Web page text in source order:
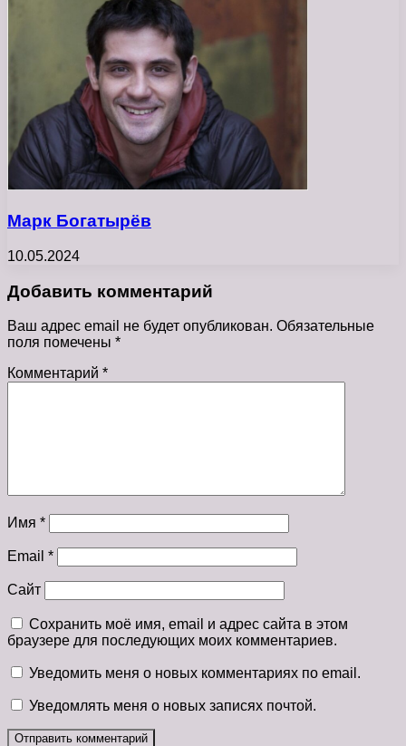
Марк Богатырёв
10.05.2024
Добавить комментарий
Ваш адрес email не будет опубликован. Обязательные
поля помечены *
Комментарий *
Имя *
Email *
Сайт
Сохранить моё имя, email и адрес сайта в этом
браузере для последующих моих комментариев.
Уведомить меня о новых комментариях по email.
Уведомлять меня о новых записях почтой.